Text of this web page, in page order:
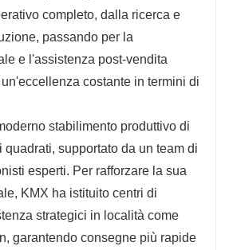
completo, dalla ricerca e
passando per la
e l'assistenza post-vendita
costante in termini di
stabilimento produttivo di
quadrati, supportato da un team di
esperti. Per rafforzare la sua
KMX ha istituito centri di
strategici in località come
garantendo consegne più rapide